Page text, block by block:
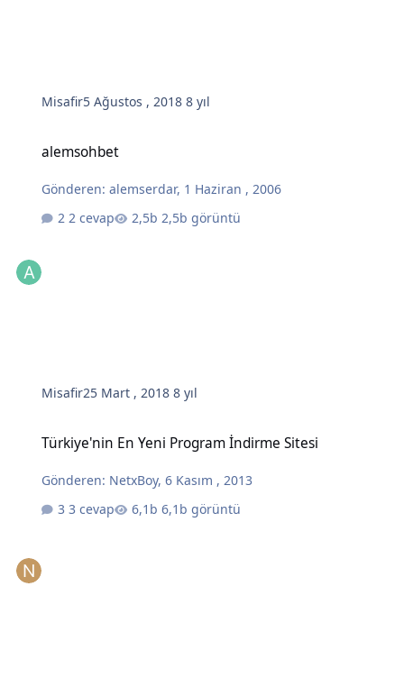
Misafir5 Ağustos , 20188 yıl
alemsohbet
Gönderen:alemserdar, 1 Haziran , 2006
2 cevap
2,5b görüntü
Misafir25 Mart , 20188 yıl
Türkiye'nin En Yeni Program İndirme Sitesi
Gönderen: NetxBoy,6 Kasım , 2013
3 cevap
6,1b görüntü